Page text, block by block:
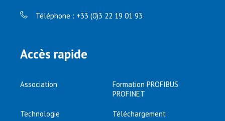
Téléphone : +33 (0)3 22 19 01 93
Accès rapide
Association
Formation PROFIBUS
PROFINET
Technologie Téléchargement